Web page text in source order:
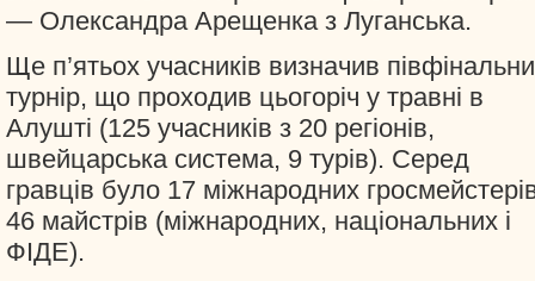
— Олександра Арещенка з Луганська.
Ще п’ятьох учасників визначив
турнір, що проходив цьогоріч у травні в
Алушті (125 учасників з 20 регіонів,
швейцарська система, 9 турів). Серед
гравців було 17 міжнародних
46 майстрів (міжнародних, національних і
ФІДЕ).